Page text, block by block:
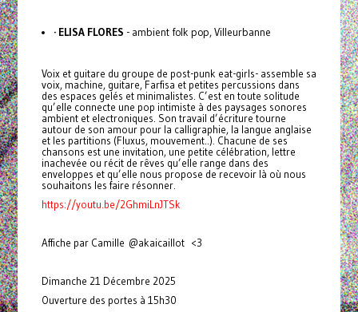
· ELISA FLORES - ambient folk pop, Villeurbanne
Voix et guitare du groupe de post-punk eat-girls- assemble sa
voix, machine, guitare, Farfisa et petites percussions dans
des espaces gelés et minimalistes. C’est en toute solitude
qu’elle connecte une pop intimiste à des paysages sonores
ambient et electroniques. Son travail d’écriture tourne
autour de son amour pour la calligraphie, la langue anglaise
et les partitions (Fluxus, mouvement..). Chacune de ses
chansons est une invitation, une petite célébration, lettre
inachevée ou récit de rêves qu’elle range dans des
enveloppes et qu’elle nous propose de recevoir là où nous
souhaitons les faire résonner.
https://youtu.be/2GhmiLnJTSk
Affiche par Camille @akaicaillot <3
Dimanche 21 Décembre 2025
Ouverture des portes à 15h30